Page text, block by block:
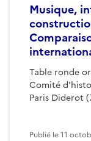
Musique,
Table ronde
Comité
Paris Diderot
Publié le11